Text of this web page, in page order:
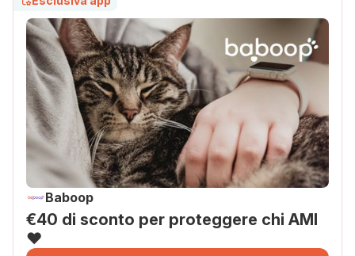
Baboop
€40 di sconto per proteggere chi AMI
❤️